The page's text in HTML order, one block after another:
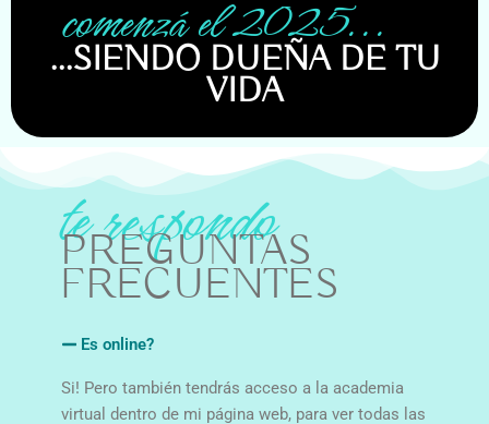
...SIENDO DUEÑA DE TU
VIDA
PREGUNTAS
FRECUENTES
Es online?
Si! Pero también tendrás acceso a la academia
virtual dentro de mi página web, para ver todas las